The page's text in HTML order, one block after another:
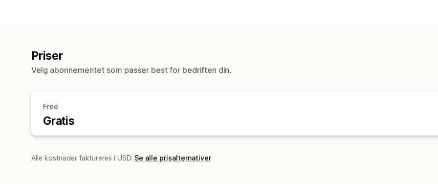
Priser
Velg abonnementet som passer best for bedriften din.
Free
Gratis
Alle kostnader faktureres i USD. Se alle prisalternativer